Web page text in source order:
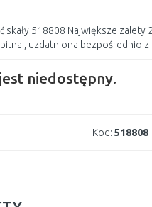
skały 518808 Największe
, uzdatniona bezpośrednio z
niedostępny.
Kod: 518808